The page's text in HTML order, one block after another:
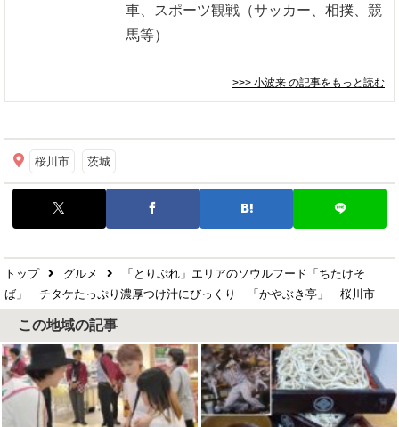
車、スポーツ観戦（サッカー、相撲、競
馬等）
>>> 小波来 の記事をもっと読む
桜川市 茨城
トップ グルメ
「とりぷれ」エリアのソウルフード「ちたけそ
ば」 チタケたっぷり濃厚つけ汁にびっくり 「かやぶき亭」 桜川市
この地域の記事